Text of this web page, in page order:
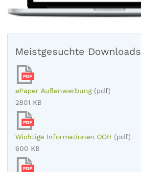
Meistgesuchte Downloads
PDF
ePaper Außenwerbung (pdf)
2801 KB
PDF
Wichtige Informationen OOH (pdf)
600 KB
PDF